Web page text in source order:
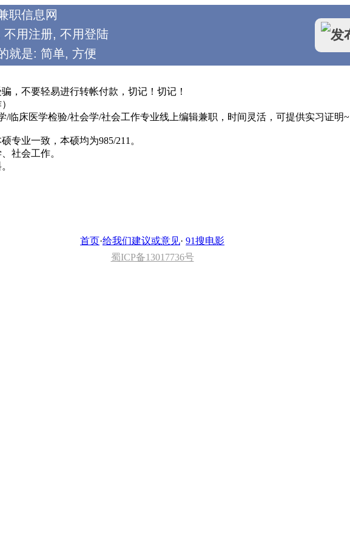
职信息网
不用注册, 不用登陆
就是: 简单, 方便
，不要轻易进行转帐付款，切记！切记！
临床医学检验/社会学/社会工作专业线上编辑兼职，时间灵活，可提供实习证明~
专业一致，本硕均为985/211。
社会工作。
首页·给我们建议或意见· 91搜电影
蜀ICP备13017736号